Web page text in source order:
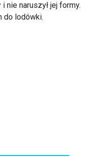
nie naruszył jej formy.
do lodówki.